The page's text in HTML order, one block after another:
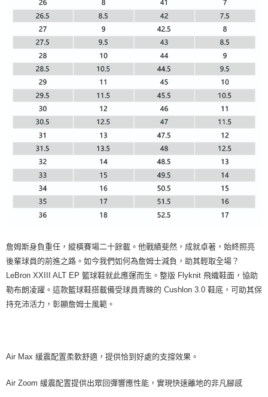
詹姆斯身負重任，縱橫賽場二十餘載。他戰績斐然，成就卓著，始終照亮
後輩球員的前進之路。如今我們如何為詹姆士減負，助其輕取全場？
LeBron XXIII ALT EP 籃球鞋就此應運而生。整版 Flyknit 飛織鞋面，協助
勒布朗凌躍。這款籃球鞋搭載備受球員青睞的 Cushlon 3.0 鞋底，可助其保
持充沛活力，彰顯詹姆士風範。
Air Max 緩震配置柔軟舒適，提供恰到好處的支撐效果。
Air Zoom 緩震配置提供出眾回彈響應性能，實現快速離地的非凡腳感